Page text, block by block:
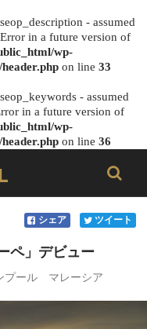
- assumed
in a future version of
wp-
on line 33
- assumed
in a future version of
wp-
on line 36
シェア ツイート
ペ」デビュー
プール マレーシア